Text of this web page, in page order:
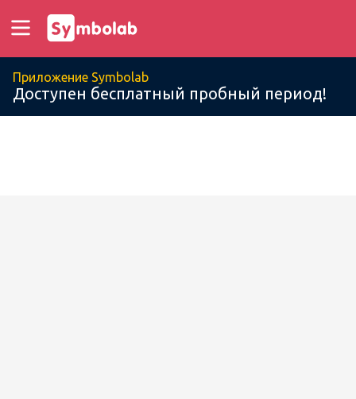
Приложение Symbolab
Доступен бесплатный пробный период!